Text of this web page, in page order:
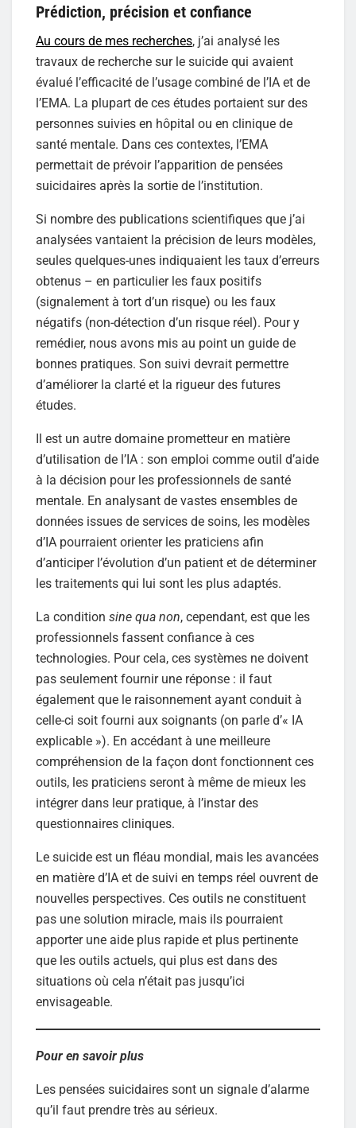
Prédiction, précision et confiance
Au cours de mes recherches, j’ai analysé les
travaux de recherche sur le suicide qui avaient
évalué l’efficacité de l’usage combiné de l’IA et de
l’EMA. La plupart de ces études portaient sur des
personnes suivies en hôpital ou en clinique de
santé mentale. Dans ces contextes, l’EMA
permettait de prévoir l’apparition de pensées
suicidaires après la sortie de l’institution.
Si nombre des publications scientifiques que j’ai
analysées vantaient la précision de leurs modèles,
seules quelques-unes indiquaient les taux d’erreurs
obtenus – en particulier les faux positifs
(signalement à tort d’un risque) ou les faux
négatifs (non-détection d’un risque réel). Pour y
remédier, nous avons mis au point un guide de
bonnes pratiques. Son suivi devrait permettre
d’améliorer la clarté et la rigueur des futures
études.
Il est un autre domaine prometteur en matière
d’utilisation de l’IA : son emploi comme outil d’aide
à la décision pour les professionnels de santé
mentale. En analysant de vastes ensembles de
données issues de services de soins, les modèles
d’IA pourraient orienter les praticiens afin
d’anticiper l’évolution d’un patient et de déterminer
les traitements qui lui sont les plus adaptés.
La condition sine qua non, cependant, est que les
professionnels fassent confiance à ces
technologies. Pour cela, ces systèmes ne doivent
pas seulement fournir une réponse : il faut
également que le raisonnement ayant conduit à
celle-ci soit fourni aux soignants (on parle d’« IA
explicable »). En accédant à une meilleure
compréhension de la façon dont fonctionnent ces
outils, les praticiens seront à même de mieux les
intégrer dans leur pratique, à l’instar des
questionnaires cliniques.
Le suicide est un fléau mondial, mais les avancées
en matière d’IA et de suivi en temps réel ouvrent de
nouvelles perspectives. Ces outils ne constituent
pas une solution miracle, mais ils pourraient
apporter une aide plus rapide et plus pertinente
que les outils actuels, qui plus est dans des
situations où cela n’était pas jusqu’ici
envisageable.
Pour en savoir plus
Les pensées suicidaires sont un signale d’alarme
qu’il faut prendre très au sérieux.